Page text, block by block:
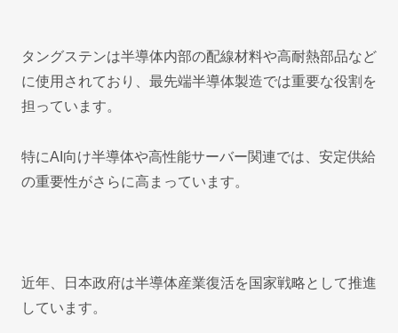
タングステンは半導体内部の配線材料や高耐熱部品など
に使用されており、最先端半導体製造では重要な役割を
担っています。
特にAI向け半導体や高性能サーバー関連では、安定供給
の重要性がさらに高まっています。
近年、日本政府は半導体産業復活を国家戦略として推進
しています。